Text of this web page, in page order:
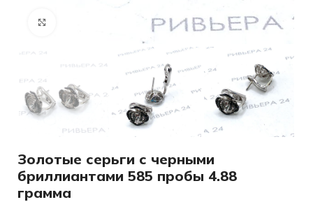
Нажмите, чтобы увеличить
Золотые серьги с черными
бриллиантами 585 пробы 4.88
грамма